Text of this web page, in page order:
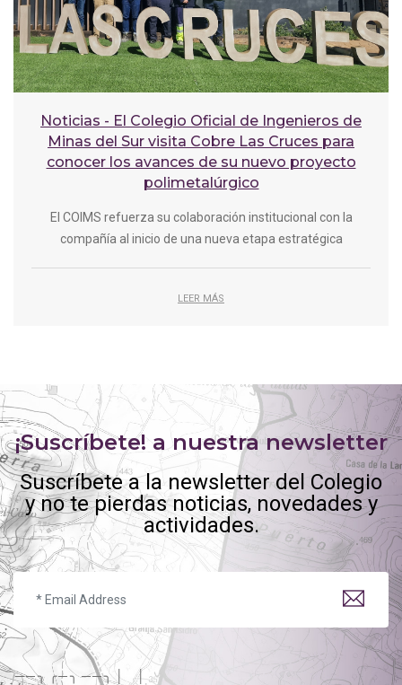
Noticias - El Colegio Oficial de Ingenieros de
Minas del Sur visita Cobre Las Cruces para
conocer los avances de su nuevo proyecto
polimetalúrgico
El COIMS refuerza su colaboración institucional con la
compañía al inicio de una nueva etapa estratégica
LEER MÁS
¡Suscríbete! a nuestra newsletter
Suscríbete a la newsletter del Colegio
y no te pierdas noticias, novedades y
actividades.
──╮ ╭─╮ ──╮
│
│